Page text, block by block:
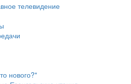
телевидение
нового?"